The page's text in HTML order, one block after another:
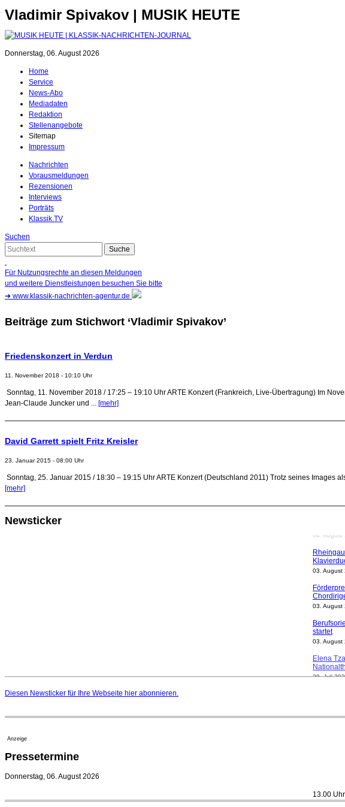
Vladimir Spivakov | MUSIK HEUTE
Donnerstag, 06. August 2026
Home
Service
News-Abo
Mediadaten
Redaktion
Stellenangebote
Sitemap
Impressum
Nachrichten
Vorausmeldungen
Rezensionen
Interviews
Porträts
Klassik.TV
Suchen
Für Nutzungsrechte an diesen Meldungen
und weitere Dienstleistungen besuchen Sie bitte
➜ www.klassik-nachrichten-agentur.de
Beiträge zum Stichwort ‘Vladimir Spivakov’
Friedenskonzert in Verdun
11. November 2018 - 10:10 Uhr
Sonntag, 11. November 2018 / 17:25 – 19:10 Uhr ARTE Konzert (Frankreich, Live-Übertragung) Im
Jean-Claude Juncker und ... [mehr]
David Garrett spielt Fritz Kreisler
23. Januar 2015 - 08:00 Uhr
Sonntag, 25. Januar 2015 / 18:30 – 19:15 Uhr ARTE Konzert (Deutschland 2011) Trotz seines Images
[mehr]
Newsticker
03. August
03. August
startet
03. August
Elena
29. Juli
Festspiele
Diesen Newsticker für Ihre Webseite hier abonnieren.
Anzeige
Pressetermine
Donnerstag, 06. August 2026
13.00 Uhr